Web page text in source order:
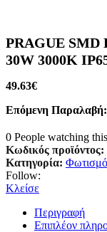
PRAGUE
30W 3000K
49.63€
Επόμενη Παραλαβή:
0 People watching
Κωδικός προϊόντος:
Κατηγορία:
Follow:
Κλείσε
Περιγραφή
Επιπλέον